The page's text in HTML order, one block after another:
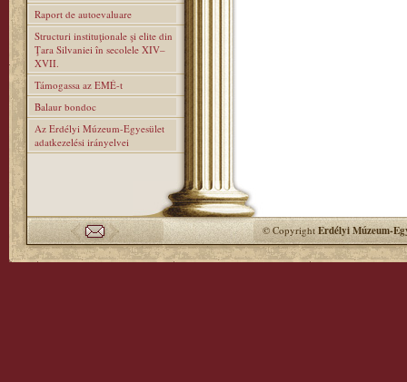
Raport de autoevaluare
Structuri instituţionale şi elite din
Ţara Silvaniei în secolele XIV–
XVII.
Támogassa az EMÉ-t
Balaur bondoc
Az Erdélyi Múzeum-Egyesület
adatkezelési irányelvei
© CopyrightErdélyi Múzeum-